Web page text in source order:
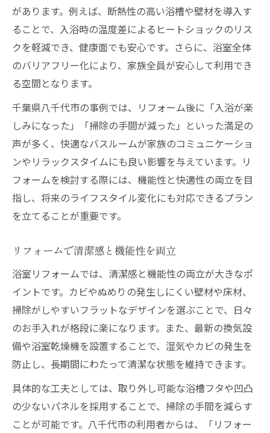
があります。例えば、断熱性の高い浴槽や壁材を導入す
ることで、入浴時の温度差によるヒートショックのリス
クを軽減でき、健康面でも安心です。さらに、浴室全体
のバリアフリー化により、家族全員が安心して利用でき
る空間となります。
千葉県八千代市の事例では、リフォーム後に「入浴が楽
しみになった」「掃除の手間が減った」といった満足の
声が多く、快適なバスルームが家族のコミュニケーショ
ンやリラックスタイムにも良い影響を与えています。リ
フォームを検討する際には、機能性と快適性の両立を目
指し、将来のライフスタイル変化にも対応できるプラン
を立てることが重要です。
リフォームで清潔感と機能性を両立
浴室リフォームでは、清潔感と機能性の両立が大きなポ
イントです。カビやぬめりの発生しにくい壁材や床材、
掃除がしやすいフラットなデザインを選ぶことで、日々
のお手入れが格段に楽になります。また、最新の換気設
備や浴室乾燥機を設置することで、湿気やカビの発生を
防止し、長期間にわたって清潔な状態を維持できます。
具体的な工夫としては、取り外し可能な浴槽フタや凹凸
の少ないパネルを採用することで、掃除の手間を減らす
ことが可能です。八千代市の利用者からは、「リフォー